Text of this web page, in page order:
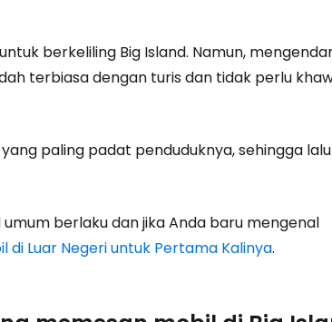
berkeliling Big Island. Namun,
terbiasa dengan turis dan tidak perlu
paling padat penduduknya, sehingga lalu
berlaku dan jika Anda baru mengenal
di Luar Negeri untuk Pertama Kalinya.